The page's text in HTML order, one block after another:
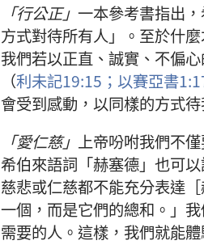
「行公正」 一本參考書指出 ，
方式對待所有人」。 至於什麼
我們若以正直 、 誠實 、 不偏心
（利未記19:15； 以賽亞書
會受到感動 ， 以同樣的方式待
「愛仁慈」 上帝吩咐我們不僅
希伯來語詞 「赫塞德」 也可以
慈悲或仁慈都不能充分表達 ［
一個 ， 而是它們的總和 。」
需要的人 。 這樣 ， 我們就能